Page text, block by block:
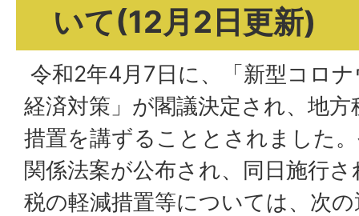
いて(12月2日更新)
令和2年4月7日に、「新型コロ
経済対策」が閣議決定され、地
措置を講ずることとされました
関係法案が公布され、同日施行
税の軽減措置等については、次